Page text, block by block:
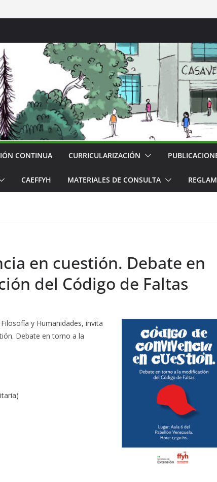
CONTINUA CURRICULARIZACIÓN
CAEFFYH MATERIALES DE CONSULTA
en cuestión. Debate en
del Código de Faltas
y Humanidades, invita
Debate en torno a la